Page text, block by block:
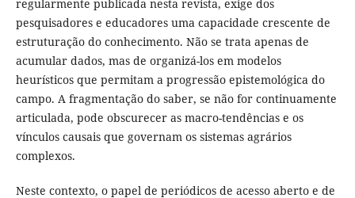
regularmente publicada nesta revista, exige dos
pesquisadores e educadores uma capacidade crescente de
estruturação do conhecimento. Não se trata apenas de
acumular dados, mas de organizá-los em modelos
heurísticos que permitam a progressão epistemológica do
campo. A fragmentação do saber, se não for continuamente
articulada, pode obscurecer as macro-tendências e os
vínculos causais que governam os sistemas agrários
complexos.
Neste contexto, o papel de periódicos de acesso aberto e de